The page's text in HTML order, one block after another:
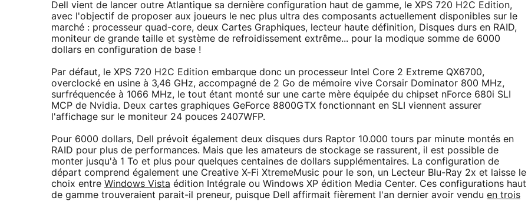
Dell vient de lancer outre Atlantique sa dernière configuration haut de gamme, le XPS 720 H2C Edition,
avec l'objectif de proposer aux joueurs le nec plus ultra des composants actuellement disponibles sur le
marché : processeur quad-core, deux Cartes Graphiques, lecteur haute définition, Disques durs en RAID,
moniteur de grande taille et système de refroidissement extrême... pour la modique somme de 6000
dollars en configuration de base !
Par défaut, le XPS 720 H2C Edition embarque donc un processeur Intel Core 2 Extreme QX6700,
overclocké en usine à 3,46 GHz, accompagné de 2 Go de mémoire vive Corsair Dominator 800 MHz,
surfréquencée à 1066 MHz, le tout étant monté sur une carte mère équipée du chipset nForce 680i SLI
MCP de Nvidia. Deux cartes graphiques GeForce 8800GTX fonctionnant en SLI viennent assurer
l'affichage sur le moniteur 24 pouces 2407WFP.
Pour 6000 dollars, Dell prévoit également deux disques durs Raptor 10.000 tours par minute montés en
RAID pour plus de performances. Mais que les amateurs de stockage se rassurent, il est possible de
monter jusqu'à 1 To et plus pour quelques centaines de dollars supplémentaires. La configuration de
départ comprend également une Creative X-Fi XtremeMusic pour le son, un Lecteur Blu-Ray 2x et laisse le
choix entre Windows Vista édition Intégrale ou Windows XP édition Media Center. Ces configurations haut
de gamme trouveraient parait-il preneur, puisque Dell affirmait fièrement l'an dernier avoir vendu en trois